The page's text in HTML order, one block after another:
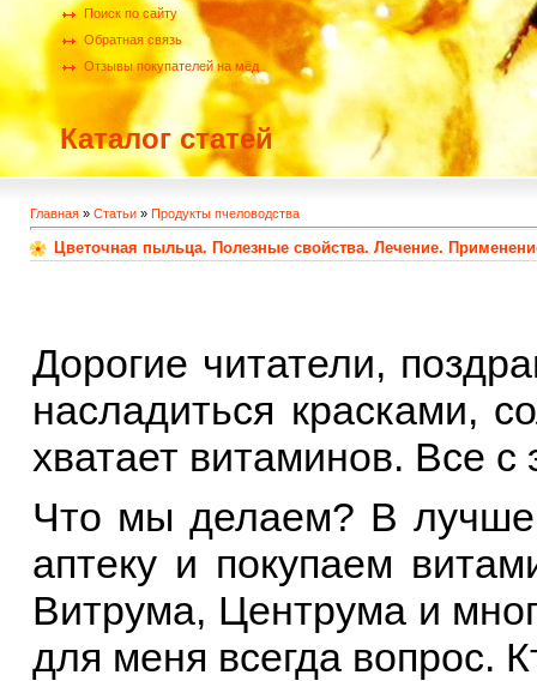
Поиск по сайту
Обратная связь
Отзывы покупателей на мёд
Каталог статей
Главная » Статьи » Продукты пчеловодства
Цветочная пыльца. Полезные свойства. Лечение.
Дорогие читатели,
насладиться красками,
хватает витаминов. Все
Что мы делаем? В
аптеку и покупаем
Витрума, Центрума и
для меня всегда вопрос.